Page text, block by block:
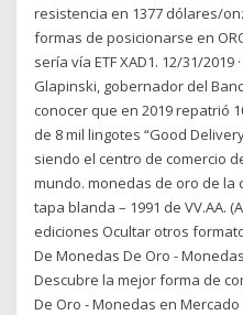
resistencia en 1377 dólares/
formas de posicionarse en
sería vía ETF XAD1. 12/31/2019
Glapinski, gobernador del
conocer que en 2019 repatrió
de 8 mil lingotes “Good
siendo el centro de comercio
mundo. monedas de oro de la
tapa blanda – 1991 de VV.AA.
ediciones Ocultar otros
De Monedas De Oro -
Descubre la mejor forma de
De Oro - Monedas en